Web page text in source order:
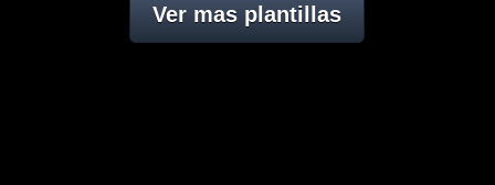
Ver mas plantillas